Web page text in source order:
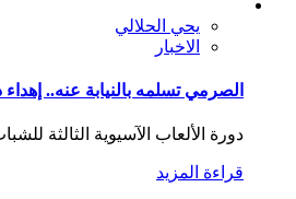
يحي الحلالي
الاخبار
الصرمي تسلمه بالنيابة عنه.. إهداء
دورة الألعاب الآسيوية الثالثة
قراءة المزيد